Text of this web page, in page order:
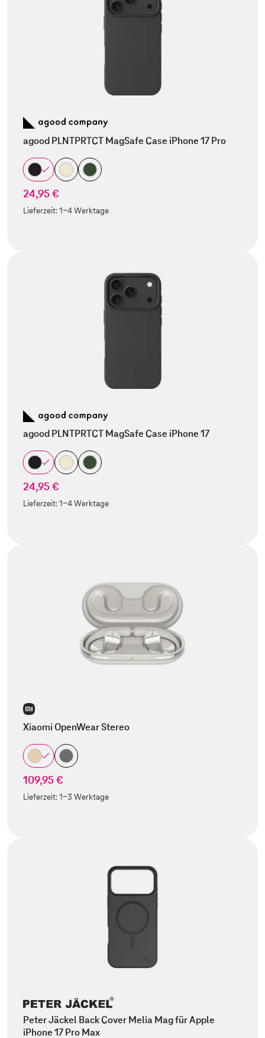
agood PLNTPRTCT MagSafe Case iPhone 17 Pro
24,95 €
Lieferzeit:1-4 Werktage
agood PLNTPRTCT MagSafe Case iPhone 17
24,95 €
Lieferzeit:1-4 Werktage
Xiaomi OpenWear Stereo
109,95 €
Lieferzeit:1-3 Werktage
Peter Jäckel Back Cover Melia Mag für Apple
iPhone 17 Pro Max